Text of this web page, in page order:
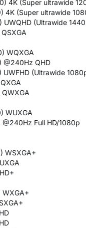
4K (Super ultrawide
4K (Super ultrawide
(Ultrawide
WQXGA
@240Hz QHD
(Ultrawide
WUXGA
Full HD/1080p
WSXGA+
WXGA+